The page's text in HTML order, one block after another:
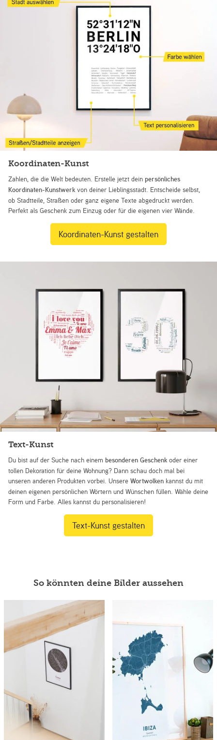
Koordinaten-Kunst
Zahlen, die die Welt bedeuten. Erstelle jetzt dein persönliches
Koordinaten-Kunstwerk von deiner Lieblingsstadt. Entscheide selbst,
ob Stadtteile, Straßen oder ganz eigene Texte abgedruckt werden.
Perfekt als Geschenk zum Einzug oder für die eigenen vier Wände.
Koordinaten-Kunst gestalten
Text-Kunst
Du bist auf der Suche nach einem besonderen Geschenk oder einer
tollen Dekoration für deine Wohnung? Dann schau doch mal bei
unseren anderen Produkten vorbei. UnsereWortwolken kannst du mit
deinen eigenen persönlichen Wörtern und Wünschen füllen. Wähle deine
Form und Farbe. Alles kannst du personalisieren!
Text-Kunst gestalten
So könnten deine Bilder aussehen